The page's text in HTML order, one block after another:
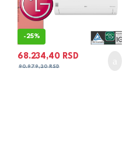
-25%
68.234,40 RSD
90.979,20RSD